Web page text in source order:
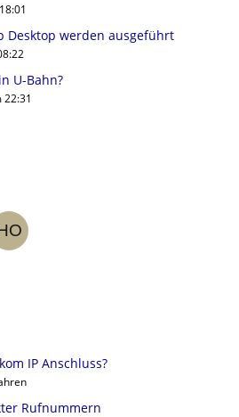
Desktop werden ausgeführt
U-Bahn?
22:31
IP Anschluss?
Rufnummern